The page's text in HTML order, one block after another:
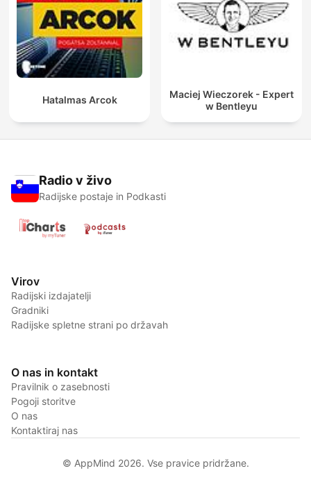
Hatalmas Arcok
Maciej Wieczorek - Expert
w Bentleyu
Radio v živo
Radijske postaje in Podkasti
Virov
Radijski izdajatelji
Gradniki
Radijske spletne strani po državah
O nas in kontakt
Pravilnik o zasebnosti
Pogoji storitve
O nas
Kontaktiraj nas
© AppMind 2026. Vse pravice pridržane.